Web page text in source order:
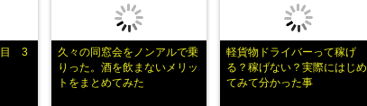
目 3
久々の同窓会をノンアルで乗
りった。酒を飲まないメリッ
トをまとめてみた
軽貨物ドライバーって稼げ
る？稼げない？実際にはじめ
てみて分かった事